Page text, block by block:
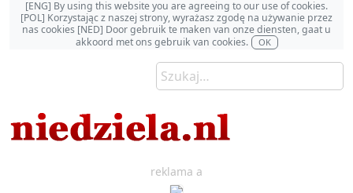
[ENG] By using this website you are agreeing to our use of cookies.
[POL] Korzystając z naszej strony, wyrażasz zgodę na używanie przez
nas cookies [NED] Door gebruik te maken van onze diensten, gaat u
akkoord met ons gebruik van cookies.
OK
reklama a